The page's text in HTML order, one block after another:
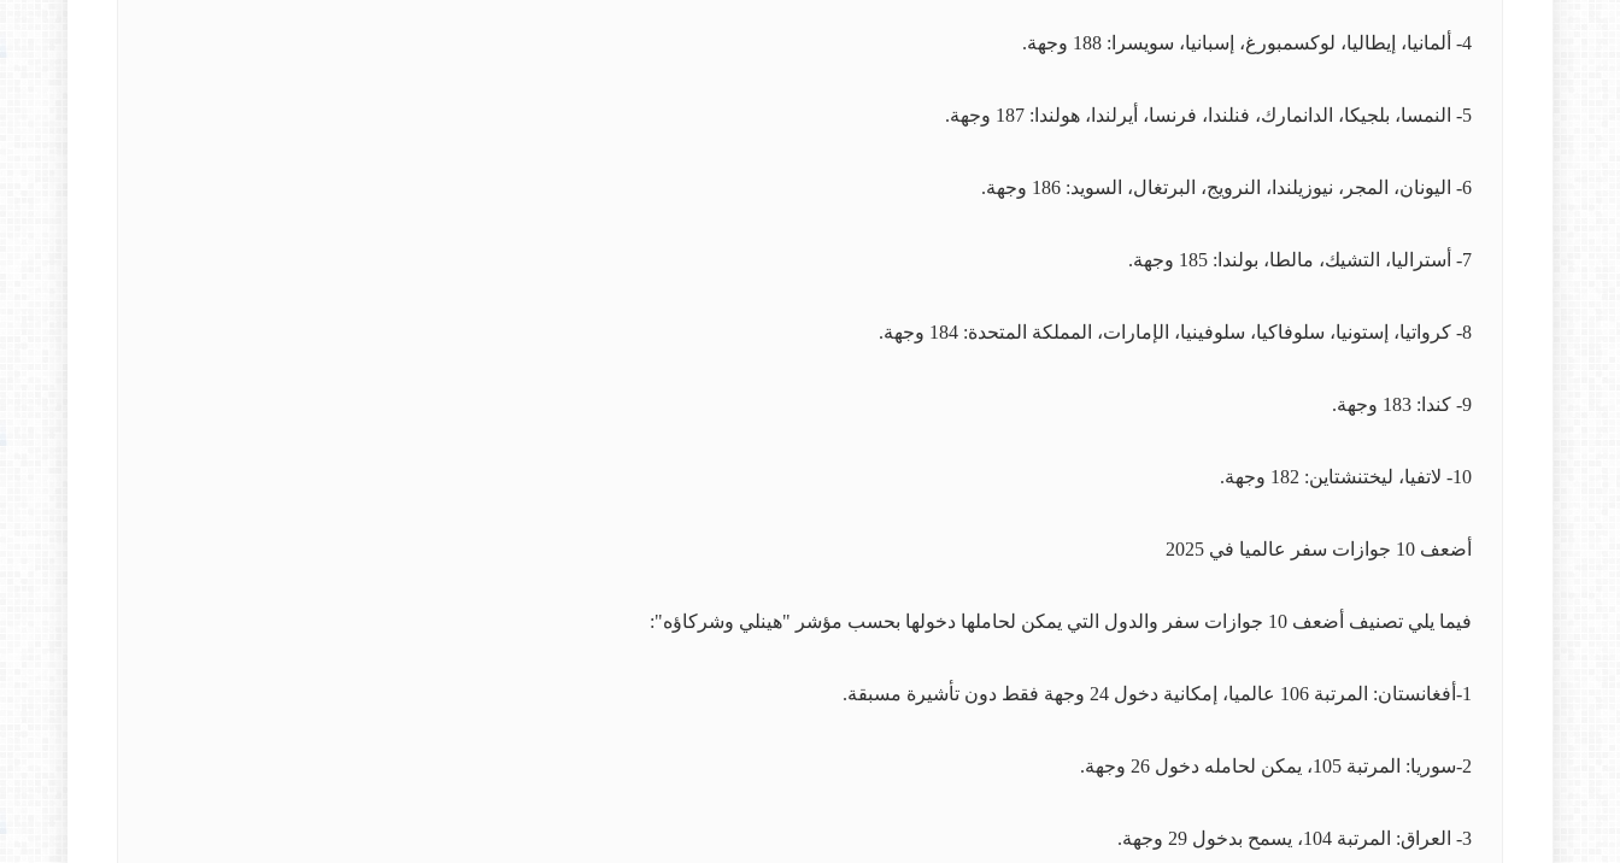
4- ألمانيا، إيطاليا، لوكسمبورغ، إسبانيا، سويسرا: 188 وجهة.
5- النمسا، بلجيكا، الدانمارك، فنلندا، فرنسا، أيرلندا، هولندا: 187 وجهة.
6- اليونان، المجر، نيوزيلندا، النرويج، البرتغال، السويد: 186 وجهة.
7- أستراليا، التشيك، مالطا، بولندا: 185 وجهة.
8- كرواتيا، إستونيا، سلوفاكيا، سلوفينيا، الإمارات، المملكة المتحدة: 184 وجهة.
9- كندا: 183 وجهة.
10- لاتفيا، ليختنشتاين: 182 وجهة.
أضعف 10 جوازات سفر عالميا في 2025
فيما يلي تصنيف أضعف 10 جوازات سفر والدول التي يمكن لحاملها دخولها بحسب مؤشر "هينلي وشركاؤه":
1-أفغانستان: المرتبة 106 عالميا، إمكانية دخول 24 وجهة فقط دون تأشيرة مسبقة.
2-سوريا: المرتبة 105، يمكن لحامله دخول 26 وجهة.
3- العراق: المرتبة 104، يسمح بدخول 29 وجهة.